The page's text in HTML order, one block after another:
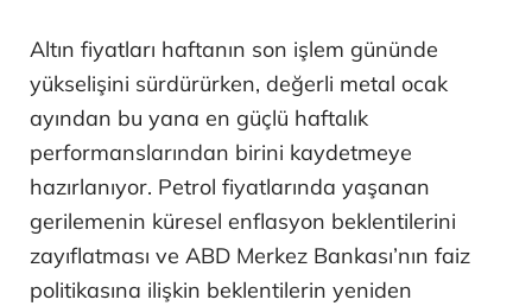
Altın fiyatları haftanın son işlem gününde
yükselişini sürdürürken, değerli metal ocak
ayından bu yana en güçlü haftalık
performanslarından birini kaydetmeye
hazırlanıyor. Petrol fiyatlarında yaşanan
gerilemenin küresel enflasyon beklentilerini
zayıflatması ve ABD Merkez Bankası’nın faiz
politikasına ilişkin beklentilerin yeniden